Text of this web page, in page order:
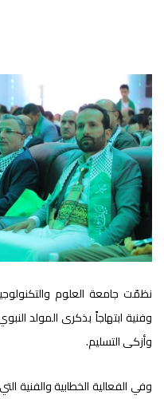
نظمّت جامعة العلوم
وفنية ابتهاجاً بذكرى المولد
وأزكى التسليم.
وفي الفعالية الخطابية والفنية